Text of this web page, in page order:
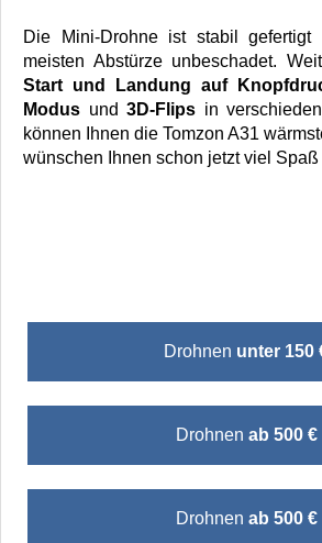
Die Mini-Drohne ist stabil gefertigt
meisten Abstürze unbeschadet.
Start und Landung auf
Modus und 3D-Flips in
können Ihnen die Tomzon A31
wünschen Ihnen schon jetzt viel
Drohnen unter 150
Drohnen ab 500 €
Drohnen ab 500 €